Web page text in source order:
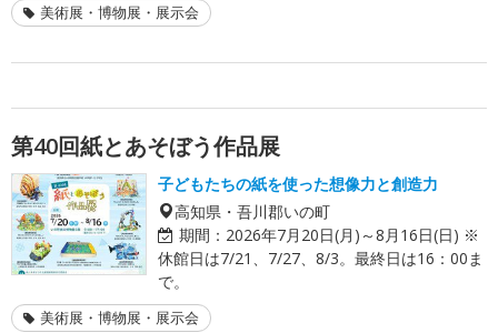
美術展・博物展・展示会
第40回紙とあそぼう作品展
子どもたちの紙を使った想像力と創造力
高知県・吾川郡いの町
期間： 2026年7月20日(月)～8月16日(日) ※
休館日は7/21、7/27、8/3。最終日は16：00ま
で。
美術展・博物展・展示会